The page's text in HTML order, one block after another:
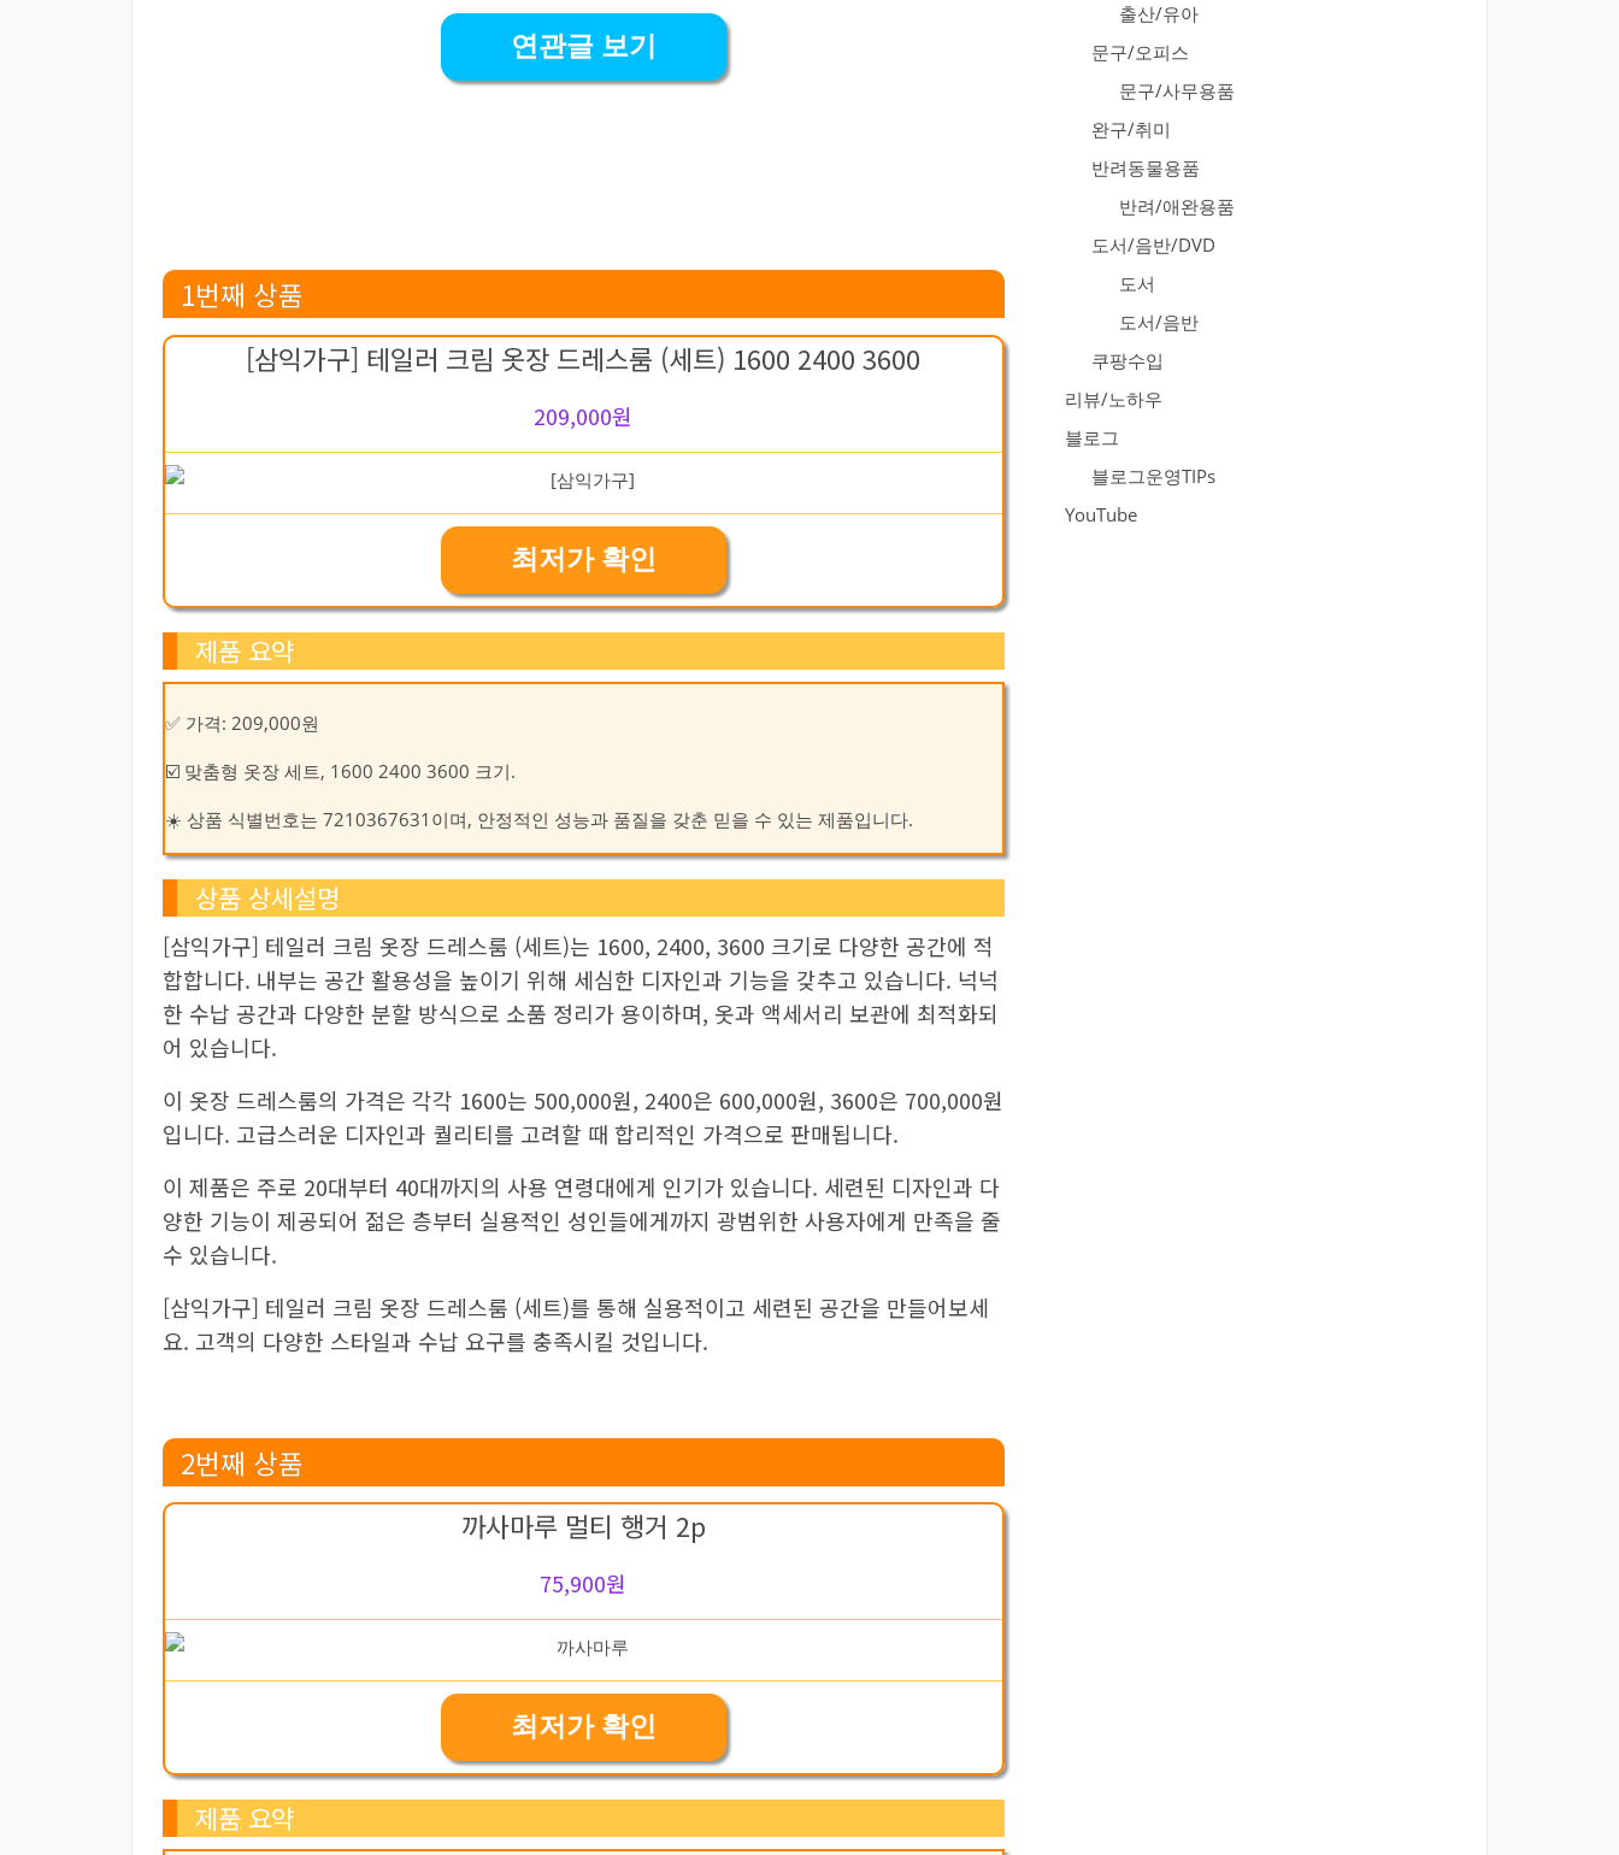
연관글 보기
1번째 상품
[삼익가구] 테일러 크림 옷장 드레스룸 (세트) 1600 2400 3600
209,000원
최저가 확인
제품 요약
✅ 가격: 209,000원
☑️ 맞춤형 옷장 세트, 1600 2400 3600 크기.
☀️ 상품 식별번호는 7210367631이며, 안정적인 성능과 품질을 갖춘 믿을 수 있는 제품입니다.
상품 상세설명
[삼익가구] 테일러 크림 옷장 드레스룸 (세트)는 1600, 2400, 3600 크기로 다양한 공간에 적
합합니다. 내부는 공간 활용성을 높이기 위해 세심한 디자인과 기능을 갖추고 있습니다. 넉넉
한 수납 공간과 다양한 분할 방식으로 소품 정리가 용이하며, 옷과 액세서리 보관에 최적화되
어 있습니다.
이 옷장 드레스룸의 가격은 각각 1600는 500,000원, 2400은 600,000원, 3600은 700,000원
입니다. 고급스러운 디자인과 퀄리티를 고려할 때 합리적인 가격으로 판매됩니다.
이 제품은 주로 20대부터 40대까지의 사용 연령대에게 인기가 있습니다. 세련된 디자인과 다
양한 기능이 제공되어 젊은 층부터 실용적인 성인들에게까지 광범위한 사용자에게 만족을 줄
수 있습니다.
[삼익가구] 테일러 크림 옷장 드레스룸 (세트)를 통해 실용적이고 세련된 공간을 만들어보세
요. 고객의 다양한 스타일과 수납 요구를 충족시킬 것입니다.
2번째 상품
까사마루 멀티 행거 2p
75,900원
최저가 확인
제품 요약
출산/유아
문구/오피스
문구/사무용품
완구/취미
반려동물용품
반려/애완용품
도서/음반/DVD
도서
도서/음반
쿠팡수입
리뷰/노하우
블로그
블로그운영TIPs
YouTube